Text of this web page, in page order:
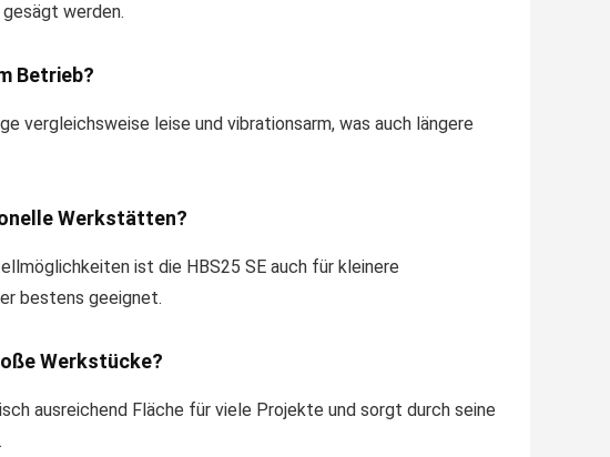
werden.
Betrieb?
vergleichsweise leise und vibrationsarm, was auch längere
Werkstätten?
ist die HBS25 SE auch für kleinere
bestens geeignet.
Werkstücke?
ausreichend Fläche für viele Projekte und sorgt durch seine